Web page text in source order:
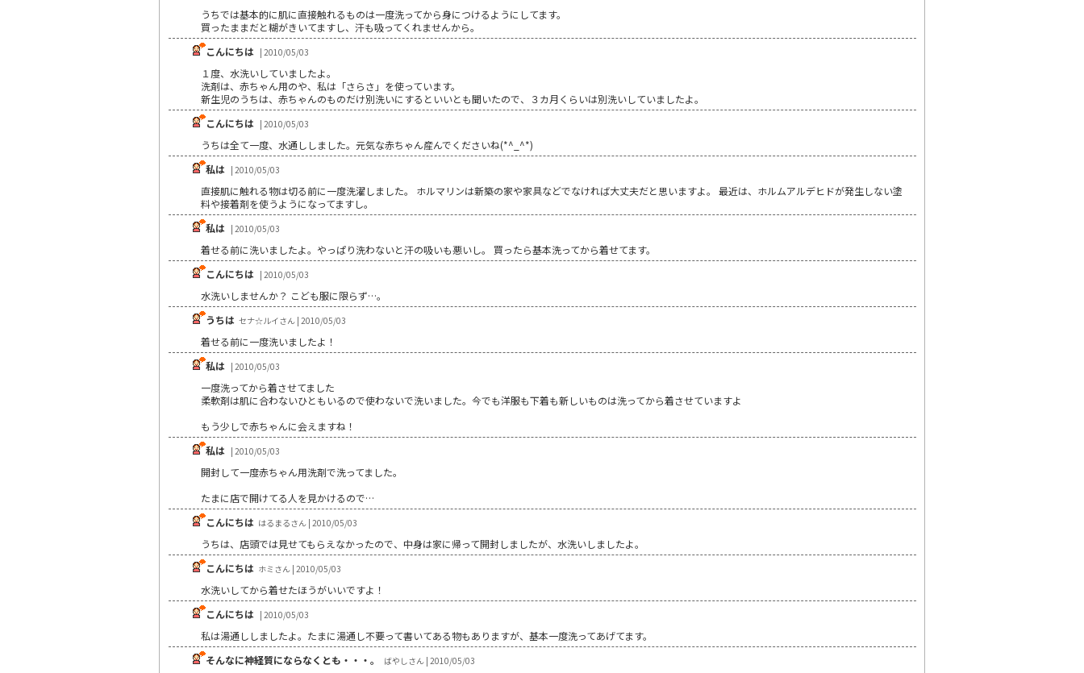
うちでは基本的に肌に直接触れるものは一度洗ってから身につけるようにしてます。
買ったままだと糊がきいてますし、汗も吸ってくれませんから。
こんにちは | 2010/05/03
１度、水洗いしていましたよ。
洗剤は、赤ちゃん用のや、私は「さらさ」を使っています。
新生児のうちは、赤ちゃんのものだけ別洗いにするといいとも聞いたので、３カ月くらいは別洗いしていましたよ。
こんにちは | 2010/05/03
うちは全て一度、水通ししました。元気な赤ちゃん産んでくださいね(*^_^*)
私は | 2010/05/03
直接肌に触れる物は切る前に一度洗濯しました。 ホルマリンは新築の家や家具などでなければ大丈夫だと思いますよ。 最近は、ホルムアルデヒドが発生しない塗
料や接着剤を使うようになってますし。
私は | 2010/05/03
着せる前に洗いましたよ。やっぱり洗わないと汗の吸いも悪いし。 買ったら基本洗ってから着せてます。
こんにちは | 2010/05/03
水洗いしませんか？ こども服に限らず…。
うちは セナ☆ルイさん | 2010/05/03
着せる前に一度洗いましたよ！
私は | 2010/05/03
一度洗ってから着させてました
柔軟剤は肌に合わないひともいるので使わないで洗いました。今でも洋服も下着も新しいものは洗ってから着させていますよ
もう少しで赤ちゃんに会えますね！
私は | 2010/05/03
開封して一度赤ちゃん用洗剤で洗ってました。
たまに店で開けてる人を見かけるので…
こんにちは はるまるさん | 2010/05/03
うちは、店頭では見せてもらえなかったので、中身は家に帰って開封しましたが、水洗いしましたよ。
こんにちは ホミさん | 2010/05/03
水洗いしてから着せたほうがいいですよ！
こんにちは | 2010/05/03
私は湯通ししましたよ。たまに湯通し不要って書いてある物もありますが、基本一度洗ってあげてます。
そんなに神経質にならなくとも・・・。
ばやしさん | 2010/05/03